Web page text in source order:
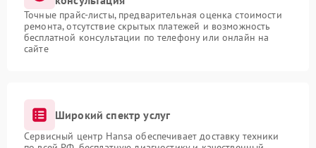
Точные прайс-листы, предварительная оценка стоимости
ремонта, отсутствие скрытых платежей и возможность
бесплатной консультации по телефону или онлайн на
сайте
Широкий спектр услуг
Сервисный центр Hansa обеспечивает доставку техники